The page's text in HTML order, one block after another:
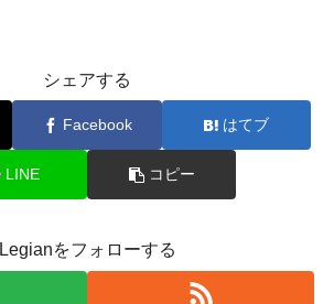
シェアする
Facebook はてブ
LINE コピー
Legianをフォローする